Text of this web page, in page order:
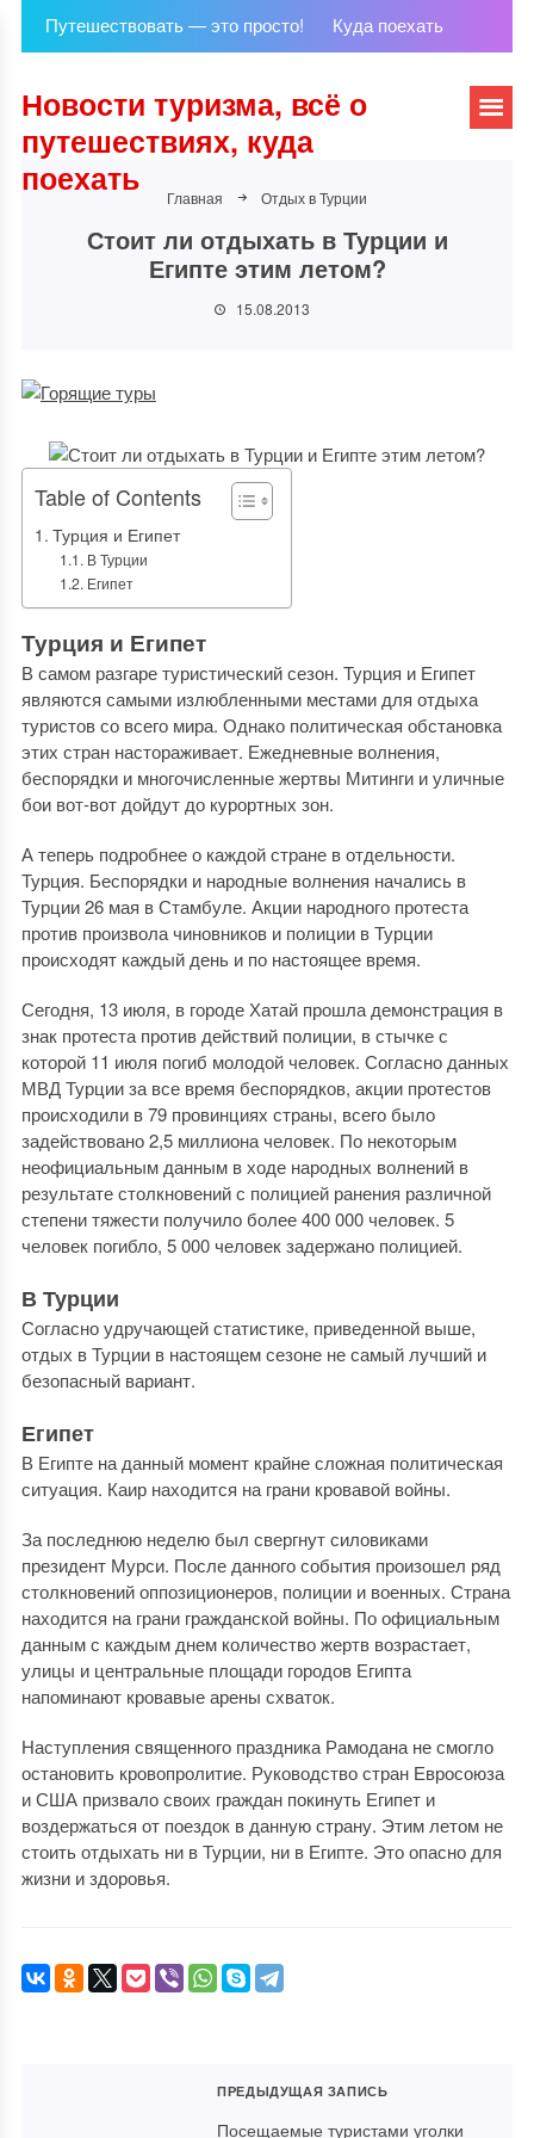
Путешествовать — это просто! Куда поехать
Новости туризма, всё о
путешествиях, куда
поехать
Главная Отдых в Турции
Стоит ли отдыхать в Турции и
Египте этим летом?
15.08.2013
Table of Contents
Турция и Египет
В Турции
Египет
Турция и Египет
В самом разгаре туристический сезон. Турция и Египет
являются самыми излюбленными местами для отдыха
туристов со всего мира. Однако политическая обстановка
этих стран настораживает. Ежедневные волнения,
беспорядки и многочисленные жертвы Митинги и уличные
бои вот-вот дойдут до курортных зон.
А теперь подробнее о каждой стране в отдельности.
Турция. Беспорядки и народные волнения начались в
Турции 26 мая в Стамбуле. Акции народного протеста
против произвола чиновников и полиции в Турции
происходят каждый день и по настоящее время.
Сегодня, 13 июля, в городе Хатай прошла демонстрация в
знак протеста против действий полиции, в стычке с
которой 11 июля погиб молодой человек. Согласно данных
МВД Турции за все время беспорядков, акции протестов
происходили в 79 провинциях страны, всего было
задействовано 2,5 миллиона человек. По некоторым
неофициальным данным в ходе народных волнений в
результате столкновений с полицией ранения различной
степени тяжести получило более 400 000 человек. 5
человек погибло, 5 000 человек задержано полицией.
В Турции
Согласно удручающей статистике, приведенной выше,
отдых в Турции в настоящем сезоне не самый лучший и
безопасный вариант.
Египет
В Египте на данный момент крайне сложная политическая
ситуация. Каир находится на грани кровавой войны.
За последнюю неделю был свергнут силовиками
президент Мурси. После данного события произошел ряд
столкновений оппозиционеров, полиции и военных. Страна
находится на грани гражданской войны. По официальным
данным с каждым днем количество жертв возрастает,
улицы и центральные площади городов Египта
напоминают кровавые арены схваток.
Наступления священного праздника Рамодана не смогло
остановить кровопролитие. Руководство стран Евросоюза
и США призвало своих граждан покинуть Египет и
воздержаться от поездок в данную страну. Этим летом не
стоить отдыхать ни в Турции, ни в Египте. Это опасно для
жизни и здоровья.
ПРЕДЫДУЩАЯ ЗАПИСЬ
Посещаемые туристами уголки